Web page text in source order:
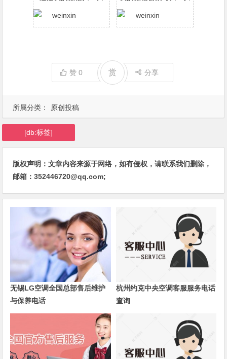
所属分类： 原创投稿
赞0 赏 分享
[db:标签]
版权声明：文章内容来源于网络，如有侵权，请联系我们删除，
邮箱：352446720@qq.com;
无锡LG空调全国总部售后维护
与保养电话
杭州约克中央空调客服服务电话
查询